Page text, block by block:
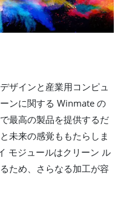
ザインと産業用コンピュ
ンに関する Winmate の
最高の製品を提供するだ
未来の感覚ももたらしま
モジュールはクリーン ル
ため、さらなる加工が容